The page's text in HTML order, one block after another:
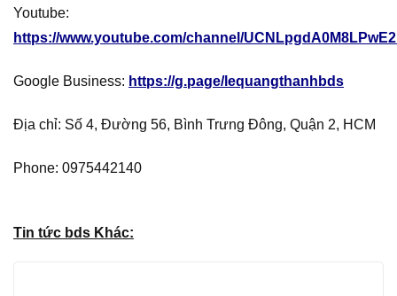
Youtube:
https://www.youtube.com/channel/
Google Business: https://g.page/lequangthanhbds
Địa chỉ: Số 4, Đường 56, Bình Trưng Đông, Quận 2, HCM
Phone: 0975442140
Tin tức bds Khác: